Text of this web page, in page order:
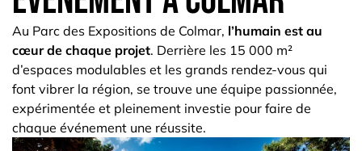
Au Parc des Expositions de Colmar, l’humain est au
cœur de chaque projet. Derrière les 15 000 m²
d’espaces modulables et les grands rendez-vous qui
font vibrer la région, se trouve une équipe passionnée,
expérimentée et pleinement investie pour faire de
chaque événement une réussite.